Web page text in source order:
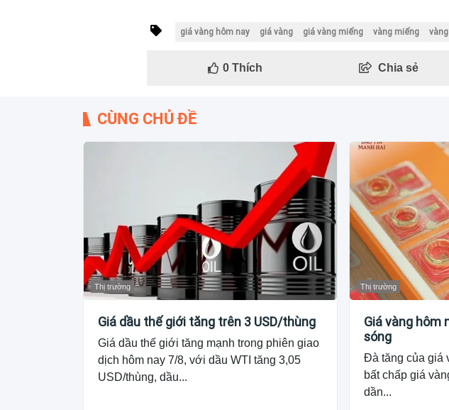
giá vàng hôm nay giá vàng giá vàng miếng vàng miếng
0Thích Chia sẻ
CÙNG CHỦ ĐỀ
Thị trường
Giá dầu thế giới tăng trên 3 USD/thùng
Giá dầu thế giới tăng mạnh trong phiên giao
dịch hôm nay 7/8, với dầu WTI tăng 3,05
USD/thùng, dầu...
Thị trường
Giá vàng hôm
sóng
Đà tăng của giá
bất chấp giá
dần...